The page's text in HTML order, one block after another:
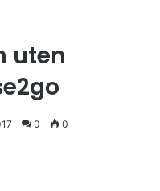
uten
0 0